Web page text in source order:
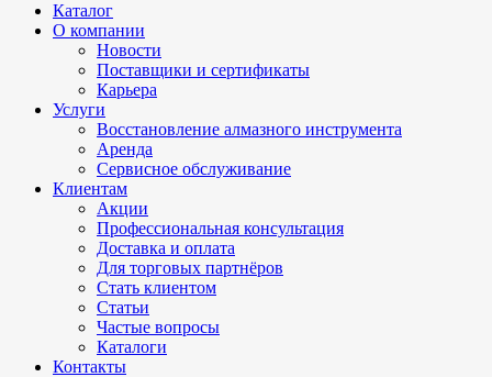
Каталог
О компании
Новости
Поставщики и сертификаты
Карьера
Услуги
Восстановление алмазного инструмента
Аренда
Сервисное обслуживание
Клиентам
Акции
Профессиональная консультация
Доставка и оплата
Для торговых партнёров
Стать клиентом
Статьи
Частые вопросы
Каталоги
Контакты